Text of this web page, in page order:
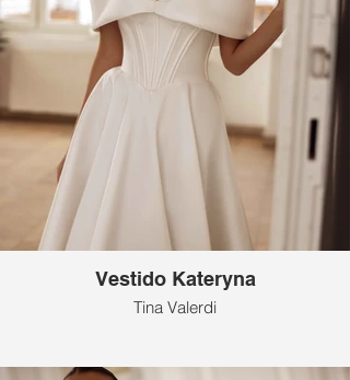
Vestido Kateryna
Tina Valerdi